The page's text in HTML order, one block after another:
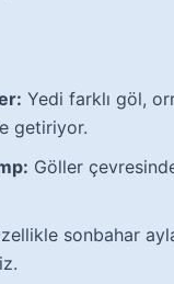
Yedi farklı göl,
getiriyor.
Göller
sonbahar